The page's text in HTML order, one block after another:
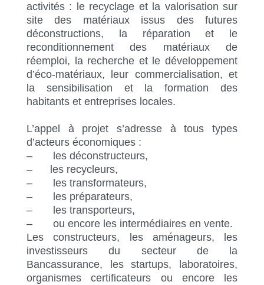
activités : le recyclage et la valorisation sur
site des matériaux issus des futures
déconstructions, la réparation et le
reconditionnement des matériaux de
réemploi, la recherche et le développement
d’éco-matériaux, leur commercialisation, et
la sensibilisation et la formation des
habitants et entreprises locales.
L’appel à projet s’adresse à tous types
d’acteurs économiques :
– les déconstructeurs,
– les recycleurs,
– les transformateurs,
– les préparateurs,
– les transporteurs,
– ou encore les intermédiaires en vente.
Les constructeurs, les aménageurs, les
investisseurs du secteur de la
Bancassurance, les startups, laboratoires,
organismes certificateurs ou encore les